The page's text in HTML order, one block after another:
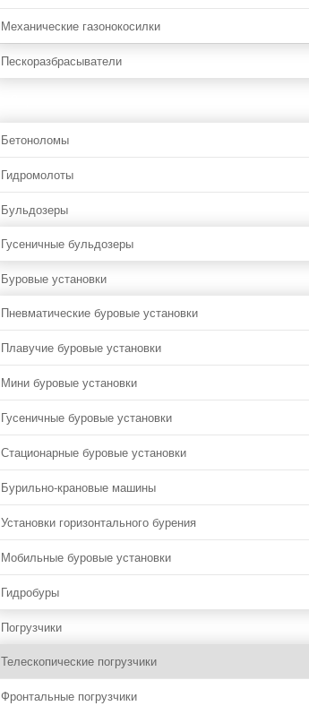
Механические газонокосилки
Пескоразбрасыватели
Бетоноломы
Гидромолоты
Бульдозеры
Гусеничные бульдозеры
Буровые установки
Пневматические буровые установки
Плавучие буровые установки
Мини буровые установки
Гусеничные буровые установки
Стационарные буровые установки
Бурильно-крановые машины
Установки горизонтального бурения
Мобильные буровые установки
Гидробуры
Погрузчики
Телескопические погрузчики
Фронтальные погрузчики